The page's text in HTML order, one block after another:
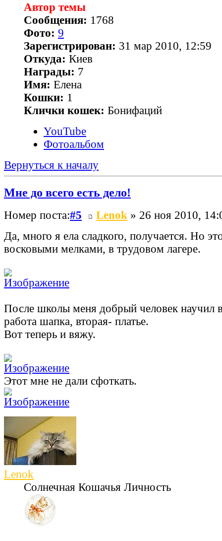
Автор темы
Сообщения: 1768
Фото: 9
Зарегистрирован: 31 мар 2010, 12:59
Откуда: Киев
Награды: 7
Имя: Елена
Кошки: 1
Клички кошек: Бонифаций
YouTube
Фотоальбом
Вернуться к началу
Мне до всего есть дело!
Номер поста:#5 Lenok » 26 ноя 2010,
Да, много я ела сладкого, получается. Но
восковыми мелками, в трудовом лагере.
После школы меня добрый человек научил
работа шапка, вторая- платье.
Вот теперь и вяжу.
Этот мне не дали сфоткать.
Lenok
Солнечная Кошачья Личность